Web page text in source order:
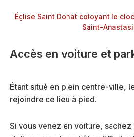
Église Saint Donat cotoyant le
Saint-
Accès en voiture et
Étant situé en plein centre-ville,
rejoindre ce lieu à pied.
Si vous venez en voiture, sachez